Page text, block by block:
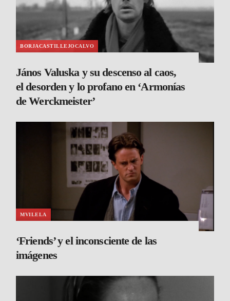
BORJACASTILLEJOCALVO
János Valuska y su descenso al caos,
el desorden y lo profano en ‘Armonías
de Werckmeister’
MVILELA
‘Friends’ y el inconsciente de las
imágenes